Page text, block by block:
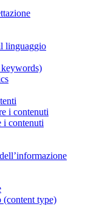
linguaggio
i contenuti
i contenuti
(content type)